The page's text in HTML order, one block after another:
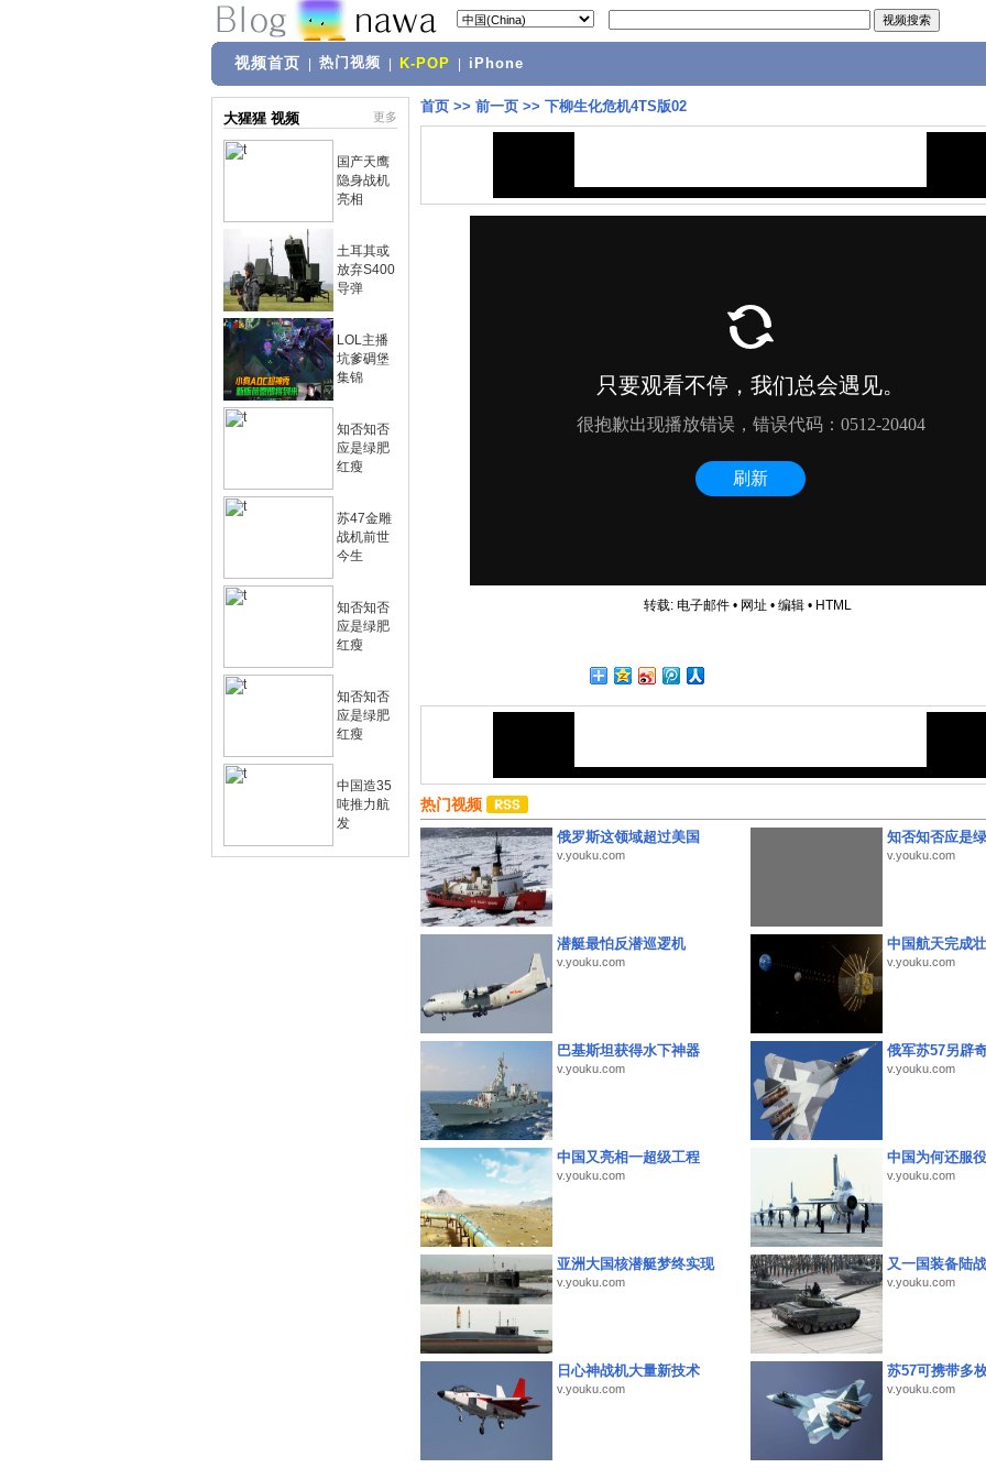
视频首页 热门视频 K-POP iPhone
大猩猩 视频 更多
国产天鹰
隐身战机
亮相
土耳其或
放弃S400
导弹
LOL主播
坑爹碉堡
集锦
知否知否
应是绿肥
红瘦
苏47金雕
战机前世
今生
知否知否
应是绿肥
红瘦
知否知否
应是绿肥
红瘦
中国造35
吨推力航
发
首页 >> 前一页 >> 下柳生化危机4TS版02
转载: 电子邮件• 网址 • 编辑• HTML
热门视频
俄罗斯这领域超过美国
v.youku.com
知否知否应是
v.youku.com
潜艇最怕反潜巡逻机
v.youku.com
中国航天完成
v.youku.com
巴基斯坦获得水下神器
v.youku.com
俄军苏57另辟
v.youku.com
中国又亮相一超级工程
v.youku.com
中国为何还服
v.youku.com
亚洲大国核潜艇梦终实现
v.youku.com
又一国装备陆
v.youku.com
日心神战机大量新技术
v.youku.com
苏57可携带多
v.youku.com